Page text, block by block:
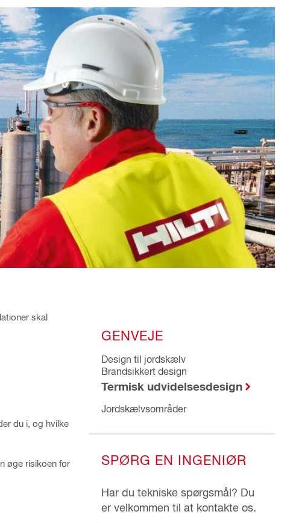
skal
du i, og hvilke
øge risikoen for
GENVEJE
Design til jordskælv
Brandsikkert design
Termisk udvidelsesdesign
Jordskælvsområder
SPØRG EN INGENIØR
Har du tekniske spørgsmål? Du
er velkommen til at kontakte os.